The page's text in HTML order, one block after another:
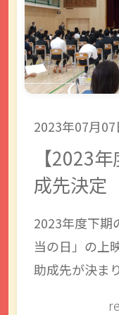
2023年07月07
【2023
成先決定
2023年度下期
当の日」の上
助成先が決ま